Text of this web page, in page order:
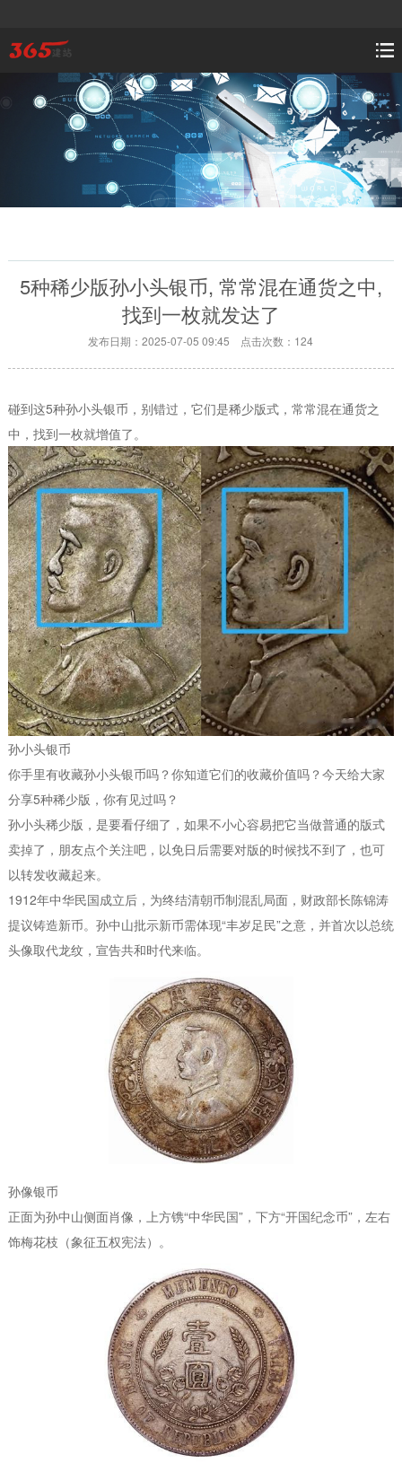
5种稀少版孙小头银币, 常常混在通货之中,
找到一枚就发达了
发布日期：2025-07-05 09:45 点击次数：124
碰到这5种孙小头银币，别错过，它们是稀少版式，常常混在通货之
中，找到一枚就增值了。
孙小头银币
你手里有收藏孙小头银币吗？你知道它们的收藏价值吗？今天给大家
分享5种稀少版，你有见过吗？
孙小头稀少版，是要看仔细了，如果不小心容易把它当做普通的版式
卖掉了，朋友点个关注吧，以免日后需要对版的时候找不到了，也可
以转发收藏起来。
1912年中华民国成立后，为终结清朝币制混乱局面，财政部长陈锦涛
提议铸造新币。孙中山批示新币需体现“丰岁足民”之意，并首次以总统
头像取代龙纹，宣告共和时代来临。
孙像银币
正面为孙中山侧面肖像，上方镌“中华民国”，下方“开国纪念币”，左右
饰梅花枝（象征五权宪法）。